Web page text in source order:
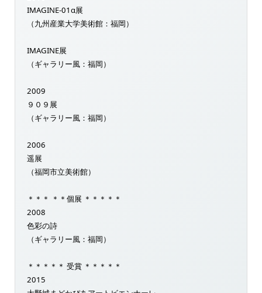
IMAGINE-01α展
（九州産業大学美術館：福岡）
IMAGINE展
（ギャラリー風：福岡）
2009
９０９展
（ギャラリー風：福岡）
2006
遥展
（福岡市立美術館）
＊＊＊ ＊＊個展 ＊＊＊＊＊
2008
色彩の詩
（ギャラリー風：福岡）
＊＊＊＊＊ 受賞 ＊＊＊＊＊
2015